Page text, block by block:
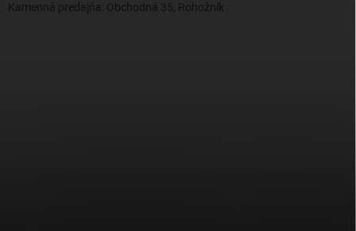
Kamenná predajňa: Obchodná 35, Rohožník